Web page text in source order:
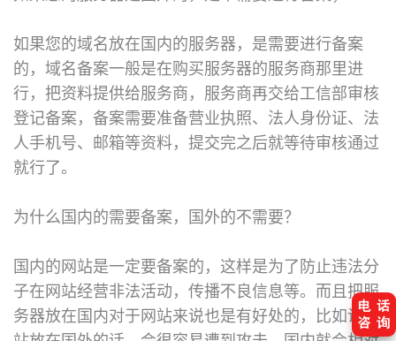
如果您的域名放在国内的服务器，是需要进行备案
的，域名备案一般是在购买服务器的服务商那里进
行，把资料提供给服务商，服务商再交给工信部审核
登记备案，备案需要准备营业执照、法人身份证、法
人手机号、邮箱等资料，提交完之后就等待审核通过
就行了。
为什么国内的需要备案，国外的不需要？
国内的网站是一定要备案的，这样是为了防止违法分
子在网站经营非法活动，传播不良信息等。而且把服
务器放在国内对于网站来说也是有好处的，比如说网